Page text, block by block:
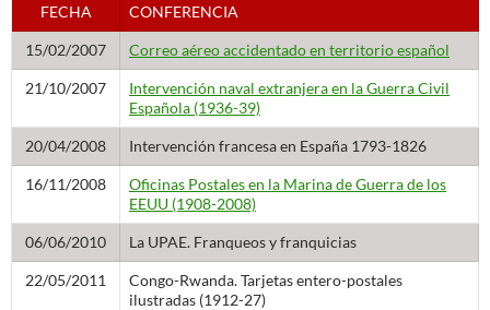
FECHA CONFERENCIA
15/02/2007 Correo aéreo accidentado en territorio español
21/10/2007
Intervención naval extranjera en la Guerra Civil
Española (1936-39)
20/04/2008 Intervención francesa en España 1793-1826
16/11/2008
Oficinas Postales en la Marina de Guerra de los
EEUU (1908-2008)
06/06/2010 La UPAE. Franqueos y franquicias
22/05/2011
Congo-Rwanda. Tarjetas entero-postales
ilustradas (1912-27)